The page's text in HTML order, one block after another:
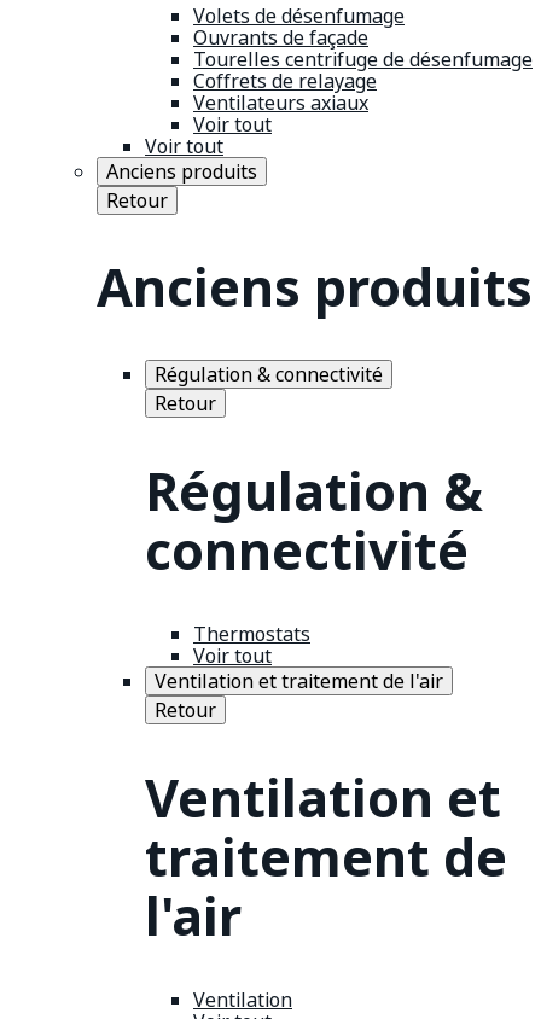
Volets de désenfumage
Ouvrants de façade
Tourelles centrifuge de désenfumage
Coffrets de relayage
Ventilateurs axiaux
Voir tout
Voir tout
Anciens produits
Retour
Anciens produits
Régulation & connectivité
Retour
Régulation &
connectivité
Thermostats
Voir tout
Ventilation et traitement de l'air
Retour
Ventilation et
traitement de
l'air
Ventilation